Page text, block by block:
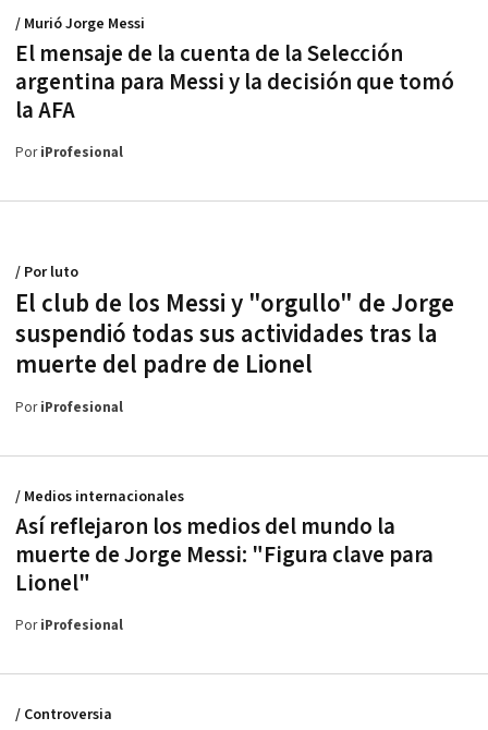
El mensaje de la cuenta de la Selección
argentina para Messi y la decisión que tomó
la AFA
/ Murió Jorge Messi
PoriProfesional
El club de los Messi y "orgullo" de Jorge
suspendió todas sus actividades tras la
muerte del padre de Lionel
/ Por luto
PoriProfesional
Así reflejaron los medios del mundo la
muerte de Jorge Messi: "Figura clave para
Lionel"
/ Medios internacionales
PoriProfesional
/ Controversia